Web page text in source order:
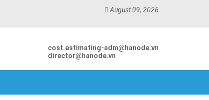
August 09, 2026
cost.estimating-adm@hanode.vn
director@hanode.vn